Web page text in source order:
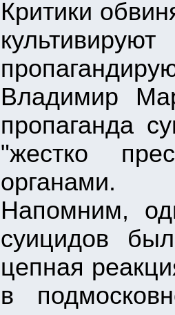
Критики
Владимир
пропаганда
"жестко
органами.
Напомним,
суицидов
цепная
в